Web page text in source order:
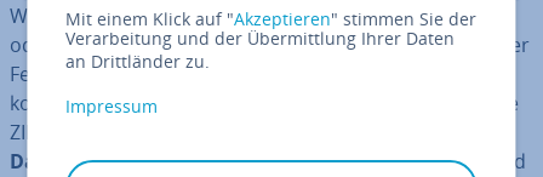
Wenn Sie große Da­ten­men­gen per E-Mail ver­schi­cken
oder Fotos, Videos und Dokumente platz­spa­rend auf der
Fest­plat­te ar­chi­vie­ren möchten, sollten Sie Ihre Dateien
kom­pri­mie­ren. Am ein­fachs­ten geht das, indem Sie eine
ZIP-Datei erstellen. Das ZIP-Format funk­tio­niert wie ein
Da­ten­con­tai­ner. Sie packen darin mehrere Dateien und
Mit einem Klick auf "Akzeptieren" stimmen Sie der
Verarbeitung und der Übermittlung Ihrer Daten
an Drittländer zu.
Impressum